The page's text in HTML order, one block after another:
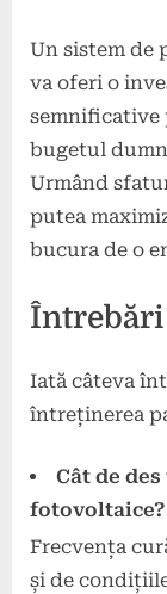
Un sistem
va oferi o
semnificative
bugetul
Urmând
putea
bucura de o
Iată câteva
întreținerea
Cât de
fotovoltaice?
Frecvența
și de